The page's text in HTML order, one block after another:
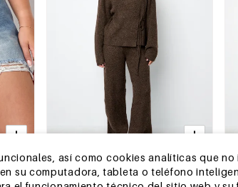
así como cookies analíticas que
su computadora, tableta o teléfono
2-5 DÍAS
El conjunto coordinado de amor y El